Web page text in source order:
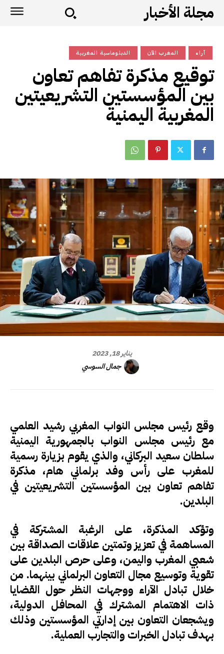
مجلة الأخبار
آراء المغرب الآن الدبلوماسية المغربية
توقيع مذكرة تفاهم تعاون
بين المؤسستين التشريعيتين
المغربية اليمنية
يناير 18, 2023
جمال السوسي
وقع رئيس مجلس النواب المغربي رشيد العلمي
مع رئيس مجلس النواب بالجمهورية اليمنية
سلطان سعيد البركاني، والذي يقوم بزيارة رسمية
للمغرب على رأس وفد برلماني هام، مذكرة
تفاهم تعاون بين المؤسستين التشريعيتين في
البلدين.
وتؤكد المذكرة، على الرغبة المشتركة في
المساهمة في تعزيز وتمتين علاقات الصداقة بين
شعبي المغرب واليمن، وعلى حرص البلدين على
تقوية وتوسيع مجال التعاون البرلماني بينهما. من
خلال تبادل الآراء ووجهات النظر حول القضايا
ذات الاهتمام المشترك في المحافل الدولية،
ويشجعان التعاون بين إدارتي المؤسستين وذلك
بهدف تبادل الخبرات والتجارب العملية.